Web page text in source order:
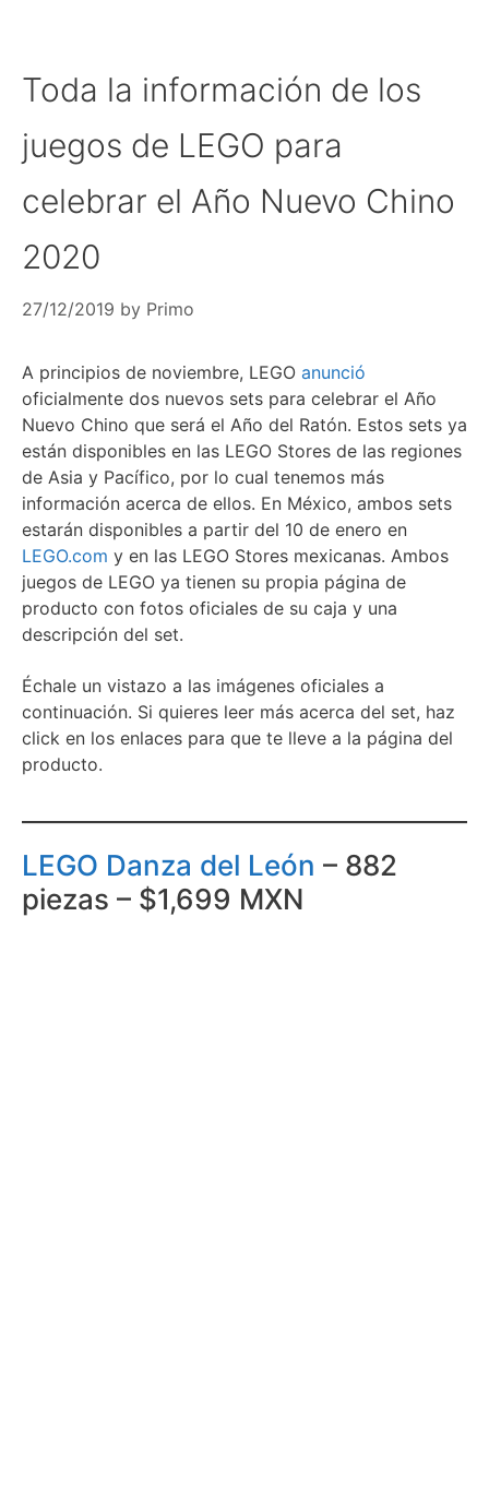
Toda la información de los
juegos de LEGO para
celebrar el Año Nuevo Chino
2020
27/12/2019 by Primo
A principios de noviembre, LEGO anunció
oficialmente dos nuevos sets para celebrar el Año
Nuevo Chino que será el Año del Ratón. Estos sets ya
están disponibles en las LEGO Stores de las regiones
de Asia y Pacífico, por lo cual tenemos más
información acerca de ellos. En México, ambos sets
estarán disponibles a partir del 10 de enero en
LEGO.com y en las LEGO Stores mexicanas. Ambos
juegos de LEGO ya tienen su propia página de
producto con fotos oficiales de su caja y una
descripción del set.
Échale un vistazo a las imágenes oficiales a
continuación. Si quieres leer más acerca del set, haz
click en los enlaces para que te lleve a la página del
producto.
LEGO Danza del León – 882
piezas – $1,699 MXN